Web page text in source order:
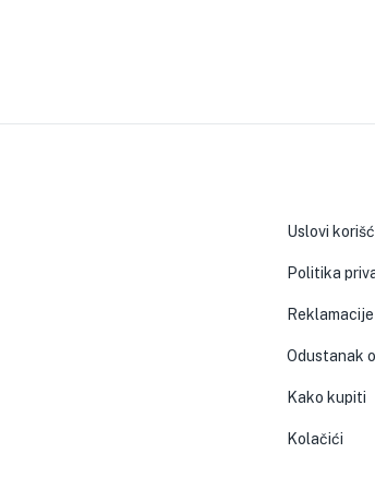
Uslovi
Politika
Reklamacije
Odustanak
Kako kupiti
Kolačići